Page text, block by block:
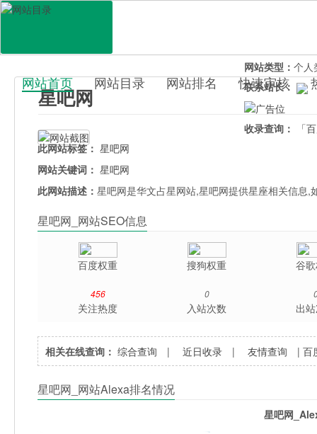
百科目录
网站首页 网站目录 网站排名 快速审核
星吧网
网站类型： 个人
联系站长：
收录查询：
「
此网站标签： 星吧网
网站关键词： 星吧网
此网站描述：星吧网是华文占星网站,星吧网提供星座相关信息
星吧网_网站SEO信息
百度权重 搜狗权重 谷
456
关注热度
0
入站次数 出
相关在线查询： 综合查询 |近日收录 |友情查询 |百
星吧网_网站Alexa排名情况
星吧网